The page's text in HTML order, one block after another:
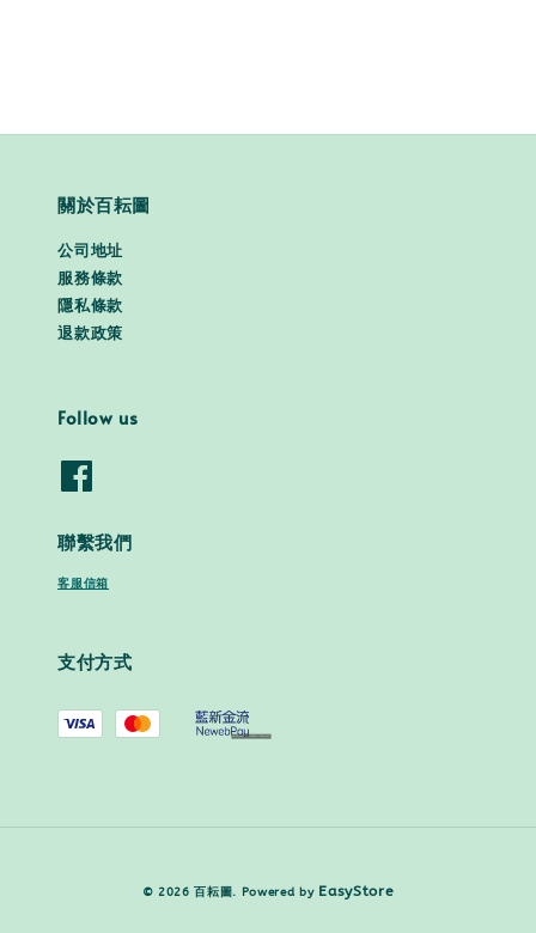
關於百耘圖
公司地址
服務條款
隱私條款
退款政策
Follow us
聯繫我們
客服信箱
支付方式
© 2026 百耘圖. Powered by EasyStore